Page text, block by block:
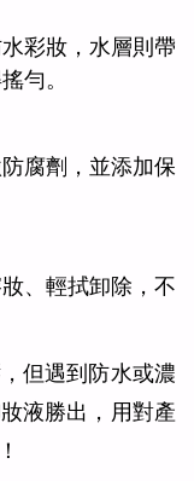
彩妝，水層則帶
勻。
腐劑，並添加保
、輕拭卸除，不
但遇到防水或濃
液勝出，用對產